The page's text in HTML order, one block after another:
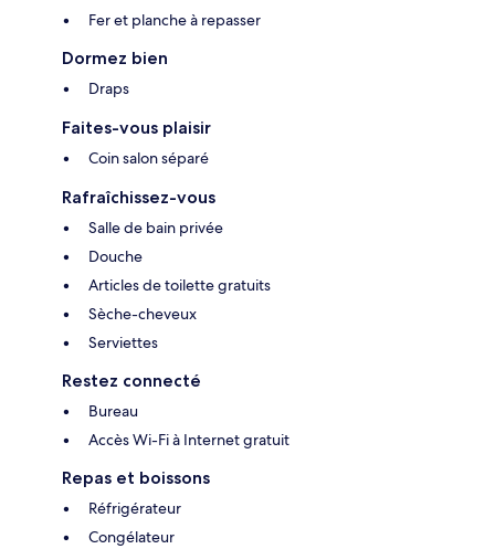
Fer et planche à repasser
Dormez bien
Draps
Faites-vous plaisir
Coin salon séparé
Rafraîchissez-vous
Salle de bain privée
Douche
Articles de toilette gratuits
Sèche-cheveux
Serviettes
Restez connecté
Bureau
Accès Wi-Fi à Internet gratuit
Repas et boissons
Réfrigérateur
Congélateur